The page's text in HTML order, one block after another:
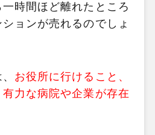
時間ほど離れたところ
ョンが売れるのでしょ
お役所に行けること、
力な病院や企業が存在